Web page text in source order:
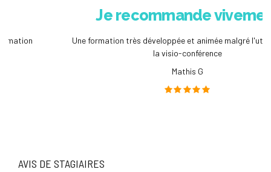
Je recommande vivement
Une formation très développée et animée malgré l'utilisation de
la visio-conférence
AVIS DE STAGIAIRES